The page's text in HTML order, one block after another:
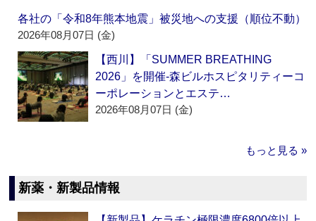
各社の「令和8年熊本地震」被災地への支援（順位不動）
2026年08月07日 (金)
【西川】「SUMMER BREATHING
2026」を開催‐森ビルホスピタリティーコ
ーポレーションとエステ…
2026年08月07日 (金)
もっと見る »
新薬・新製品情報